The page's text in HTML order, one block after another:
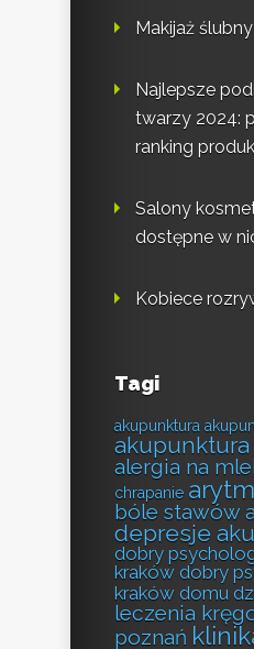
Makijaż ślubny
Najlepsze
twarzy 2024:
ranking
Salony
dostępne w
Kobiece
Tagi
akupunktura
akupunktura
alergia na
chrapanie
bóle stawów
depresje
dobry
kraków dobry
kraków domu
leczenia
poznań